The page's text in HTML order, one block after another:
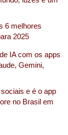
6 melhores
2025
e é o app
no Brasil em